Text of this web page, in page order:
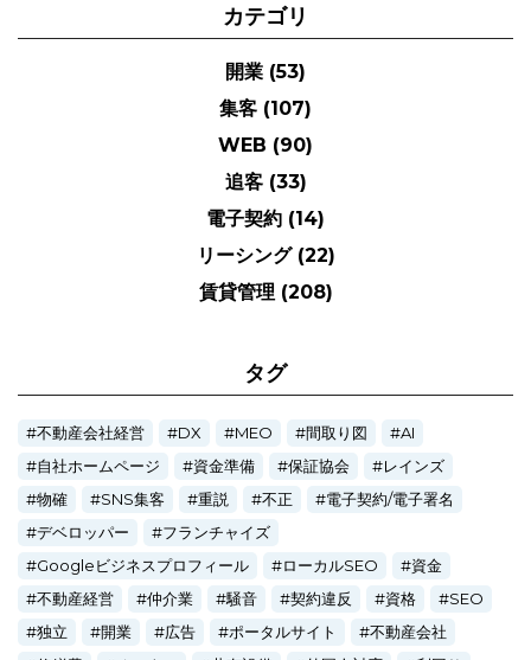
カテゴリ
開業 (53)
集客 (107)
WEB (90)
追客 (33)
電子契約 (14)
リーシング (22)
賃貸管理 (208)
タグ
不動産会社経営 DX MEO 間取り図
AI
自社ホームページ
資金準備 保証協会
レインズ
物確
SNS集客 重説 不正
電子契約/電子署名
デベロッパー
フランチャイズ
Googleビジネスプロフィール
ローカルSEO
資金
不動産経営
仲介業 騒音 契約違反 資格
SEO
独立
開業 広告 ポータルサイト
不動産会社